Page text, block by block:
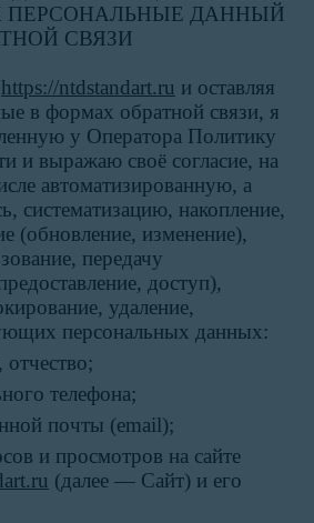
ДАННЫЙ
СВЯЗИ
https://ntdstandart.ru и оставляя
в формах обратной связи, я
у Оператора Политику
и выражаю своё согласие, на
автоматизированную, а
систематизацию, накопление,
(обновление, изменение),
передачу
доступ),
удаление,
персональных данных:
телефона;
почты (email);
и просмотров на сайте
(далее — Сайт) и его